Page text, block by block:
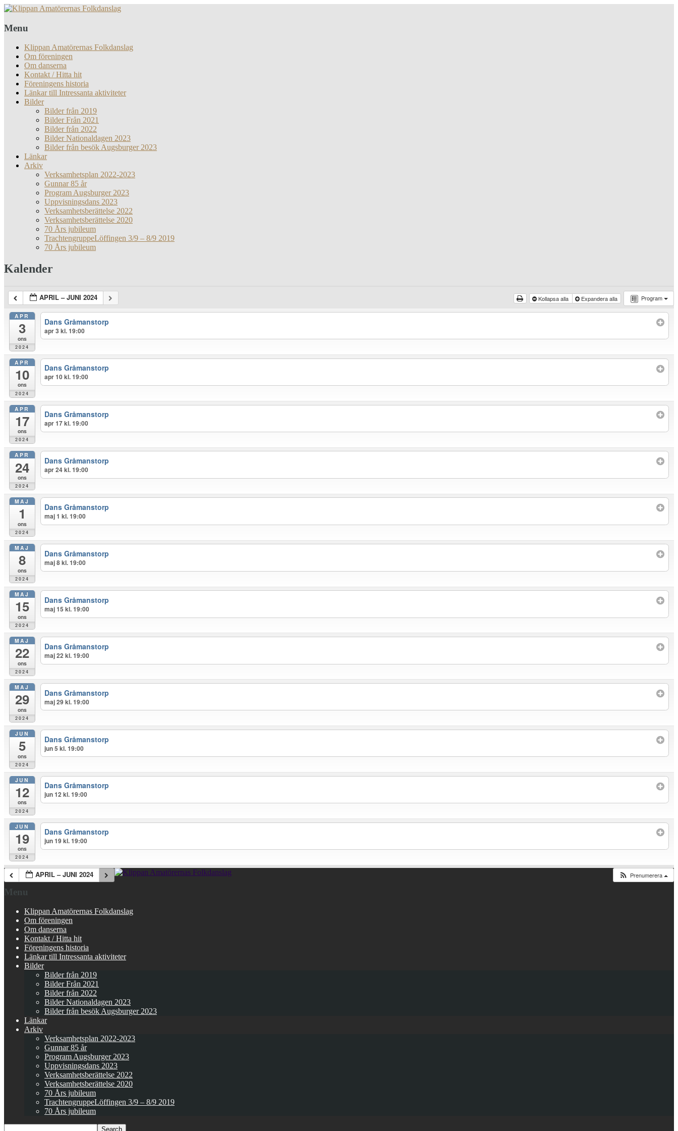
Menu
Klippan Amatörernas Folkdanslag
Om föreningen
Om danserna
Kontakt / Hitta hit
Föreningens historia
Länkar till Intressanta aktiviteter
Bilder
Bilder från 2019
Bilder Från 2021
Bilder från 2022
Bilder Nationaldagen 2023
Bilder från besök Augsburger 2023
Länkar
Arkiv
Verksamhetsplan 2022-2023
Gunnar 85 år
Program Augsburger 2023
Uppvisningsdans 2023
Verksamhetsberättelse 2022
Verksamhetsberättelse 2020
70 Års jubileum
TrachtengruppeLöffingen 3/9 – 8/9 2019
70 Års jubileum
Kalender
Program
APRIL – JUNI 2024 Kollapsa alla Expandera alla
APR
3
ons
2024
Dans Gråmanstorp
apr 3 kl. 19:00
APR
10
ons
2024
Dans Gråmanstorp
apr 10 kl. 19:00
APR
17
ons
2024
Dans Gråmanstorp
apr 17 kl. 19:00
APR
24
ons
2024
Dans Gråmanstorp
apr 24 kl. 19:00
MAJ
1
ons
2024
Dans Gråmanstorp
maj 1 kl. 19:00
MAJ
8
ons
2024
Dans Gråmanstorp
maj 8 kl. 19:00
MAJ
15
ons
2024
Dans Gråmanstorp
maj 15 kl. 19:00
MAJ
22
ons
2024
Dans Gråmanstorp
maj 22 kl. 19:00
MAJ
29
ons
2024
Dans Gråmanstorp
maj 29 kl. 19:00
JUN
5
ons
2024
Dans Gråmanstorp
jun 5 kl. 19:00
JUN
12
ons
2024
Dans Gråmanstorp
jun 12 kl. 19:00
JUN
19
ons
2024
Dans Gråmanstorp
jun 19 kl. 19:00
APRIL – JUNI 2024 Prenumerera
Menu
Klippan Amatörernas Folkdanslag
Om föreningen
Om danserna
Kontakt / Hitta hit
Föreningens historia
Länkar till Intressanta aktiviteter
Bilder
Bilder från 2019
Bilder Från 2021
Bilder från 2022
Bilder Nationaldagen 2023
Bilder från besök Augsburger 2023
Länkar
Arkiv
Verksamhetsplan 2022-2023
Gunnar 85 år
Program Augsburger 2023
Uppvisningsdans 2023
Verksamhetsberättelse 2022
Verksamhetsberättelse 2020
70 Års jubileum
TrachtengruppeLöffingen 3/9 – 8/9 2019
70 Års jubileum